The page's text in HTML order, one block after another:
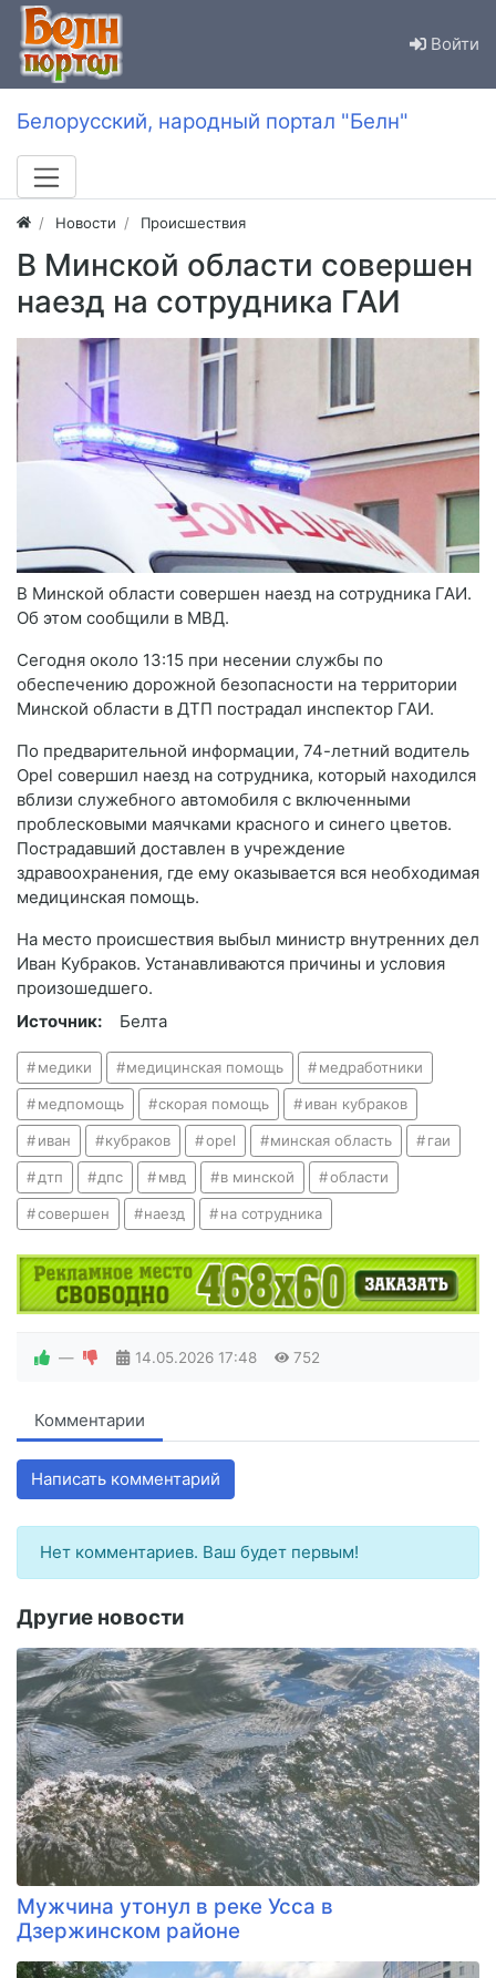
Войти
Белорусский, народный портал "Белн"
Новости Происшествия
В Минской области совершен
наезд на сотрудника ГАИ
В Минской области совершен наезд на сотрудника ГАИ.
Об этом сообщили в МВД.
Сегодня около 13:15 при несении службы по
обеспечению дорожной безопасности на территории
Минской области в ДТП пострадал инспектор ГАИ.
По предварительной информации, 74-летний водитель
Opel совершил наезд на сотрудника, который находился
вблизи служебного автомобиля с включенными
проблесковыми маячками красного и синего цветов.
Пострадавший доставлен в учреждение
здравоохранения, где ему оказывается вся необходимая
медицинская помощь.
На место происшествия выбыл министр внутренних дел
Иван Кубраков. Устанавливаются причины и условия
произошедшего.
Источник:
Белта
медики медицинская помощь медработники
медпомощь скорая помощь иван кубраков
иван кубраков opel минская область гаи
дтп дпс мвд в минской области
совершен наезд на сотрудника
— 14.05.2026 17:48 752
Комментарии
Написать комментарий
Нет комментариев. Ваш будет первым!
Другие новости
Мужчина утонул в реке Усса в
Дзержинском районе